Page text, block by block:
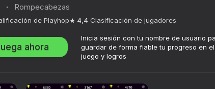
· Rompecabezas
de Playhop 4,4 Clasificación de jugadores
ahora
Inicia sesión con tu nombre de usuario
guardar de forma fiable tu progreso en el
juego y logros